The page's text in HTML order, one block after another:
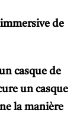
de
casque de
un casque
la manière